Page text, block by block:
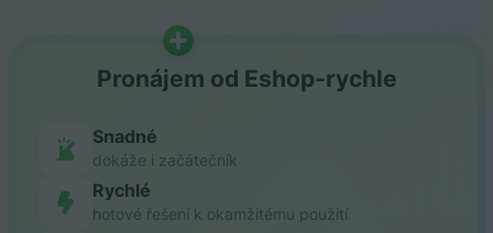
Pronájem od Eshop‑rychle
Snadné
dokáže i začátečník
Rychlé
hotové řešení k okamžitému použití